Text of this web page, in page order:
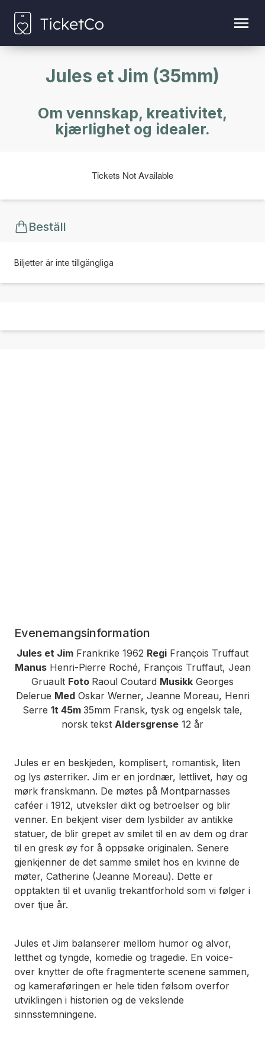
Jules et Jim (35mm)
Om vennskap, kreativitet,
kjærlighet og idealer.
Tickets Not Available
Beställ
Biljetter är inte tillgängliga
Evenemangsinformation
Jules et Jim Frankrike 1962 Regi François Truffaut
ManusHenri-Pierre Roché, François Truffaut, Jean
Gruault Foto Raoul Coutard Musikk Georges
Delerue MedOskar Werner, Jeanne Moreau, Henri
Serre 1t 45m 35mm Fransk, tysk og engelsk tale,
norsk tekst Aldersgrense 12 år
Jules er en beskjeden, komplisert, romantisk, liten
og lys østerriker. Jim er en jordnær, lettlivet, høy og
mørk franskmann. De møtes på Montparnasses
caféer i 1912, utveksler dikt og betroelser og blir
venner. En bekjent viser dem lysbilder av antikke
statuer, de blir grepet av smilet til en av dem og drar
til en gresk øy for å oppsøke originalen. Senere
gjenkjenner de det samme smilet hos en kvinne de
møter, Catherine (Jeanne Moreau). Dette er
opptakten til et uvanlig trekantforhold som vi følger i
over tjue år.
Jules et Jim balanserer mellom humor og alvor,
letthet og tyngde, komedie og tragedie. En voice-
over knytter de ofte fragmenterte scenene sammen,
og kameraføringen er hele tiden følsom overfor
utviklingen i historien og de vekslende
sinnsstemningene.